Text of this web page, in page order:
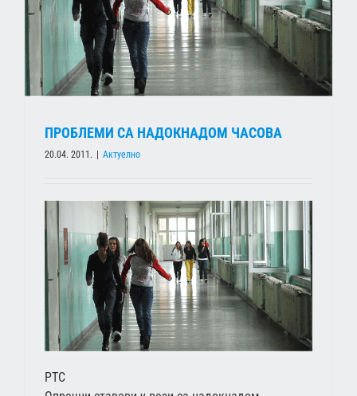
ПРОБЛЕМИ СА НАДОКНАДОМ ЧАСОВА
20.04. 2011. Актуелно
РТС